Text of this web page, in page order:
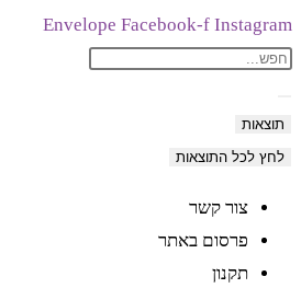
Skip
to
Envelope Facebook-f Instagram
Search
תוצאות
לחץ לכל התוצאות
צור קשר
פרסום באתר
תקנון